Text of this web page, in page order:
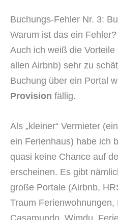
Buchungs-Fehler Nr. 3:
Warum ist das ein Fehler?
Auch ich weiß die
allen Airbnb) sehr zu
Buchung über ein Portal
Provision fällig.
Als „kleiner“ Vermieter
ein Ferienhaus) habe ich
quasi keine Chance auf
erscheinen. Es gibt
große Portale (Airbnb,
Traum Ferienwohnungen,
Casamundo, Wimdu,